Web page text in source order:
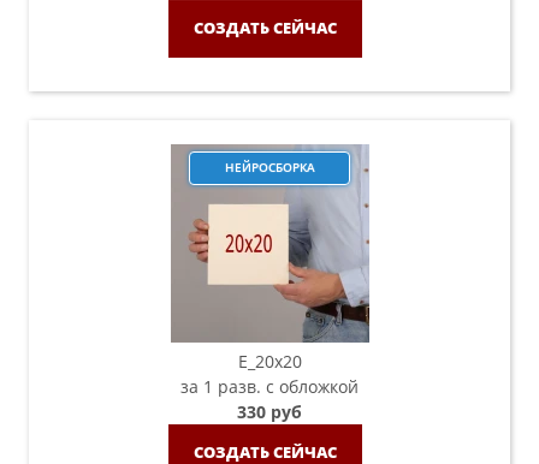
СОЗДАТЬ СЕЙЧАС
НЕЙРОСБОРКА
E_20х20
за 1 разв. с обложкой
330 руб
СОЗДАТЬ СЕЙЧАС